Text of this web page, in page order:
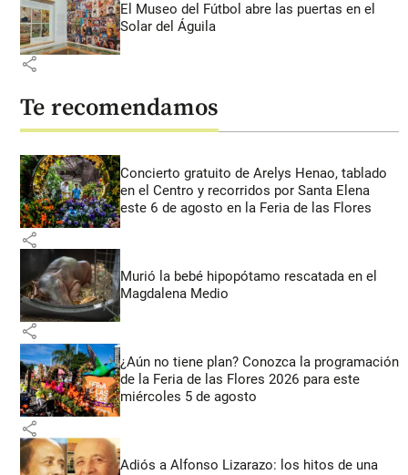
El Museo del Fútbol abre las puertas en el
Solar del Águila
share
Te recomendamos
Concierto gratuito de Arelys Henao, tablado
en el Centro y recorridos por Santa Elena
este 6 de agosto en la Feria de las Flores
share
Murió la bebé hipopótamo rescatada en el
Magdalena Medio
share
¿Aún no tiene plan? Conozca la programación
de la Feria de las Flores 2026 para este
miércoles 5 de agosto
share
Adiós a Alfonso Lizarazo: los hitos de una